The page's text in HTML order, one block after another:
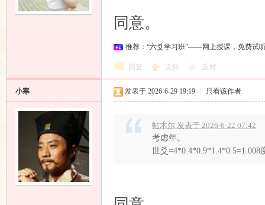
同意。
推荐：“六爻学习班”——网上授课，免费试
回复 支持 反对
小寒 发表于 2026-6-29 19:19 只看该作者
帖木尔 发表于 2026-6-22 07:42
考虑年。
世爻